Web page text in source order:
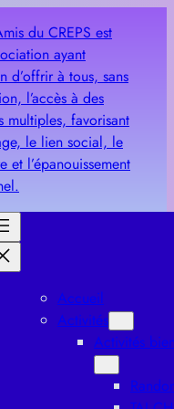
Accueil
Activités
Activités